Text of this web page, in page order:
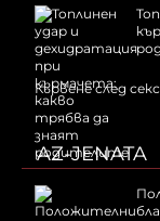
Кървене след
AZ-JENATA